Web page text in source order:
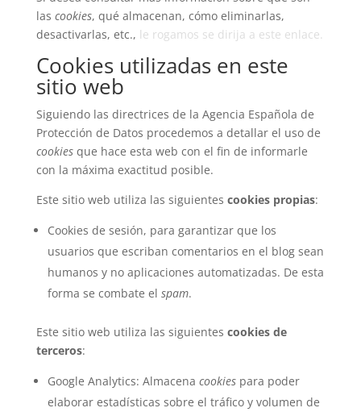
las cookies, qué almacenan, cómo eliminarlas,
desactivarlas, etc., le rogamos se dirija a este enlace.
Cookies utilizadas en este
sitio web
Siguiendo las directrices de la Agencia Española de
Protección de Datos procedemos a detallar el uso de
cookiesque hace esta web con el fin de informarle
con la máxima exactitud posible.
Este sitio web utiliza las siguientes cookies propias:
Cookies de sesión, para garantizar que los
usuarios que escriban comentarios en el blog sean
humanos y no aplicaciones automatizadas. De esta
forma se combate el spam.
Este sitio web utiliza las siguientes cookies de
terceros:
Google Analytics: Almacena cookiespara poder
elaborar estadísticas sobre el tráfico y volumen de